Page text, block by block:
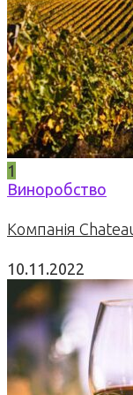
1
Виноробство
Компанія
10.11.2022